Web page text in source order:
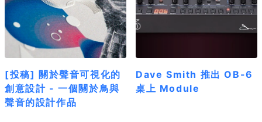
[投稿] 關於聲音可視化的
創意設計 - 一個關於鳥與
聲音的設計作品
Dave Smith 推出 OB-6
桌上 Module